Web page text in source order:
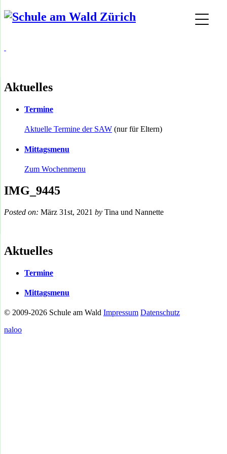
Aktuelles
Termine
Aktuelle Termine der SAW (nur für Eltern)
Mittagsmenu
Zum Wochenmenu
IMG_9445
Posted on: März 31st, 2021 by Tina und Nannette
Aktuelles
Termine
Mittagsmenu
© 2009-2026 Schule am Wald Impressum Datenschutz
naloo